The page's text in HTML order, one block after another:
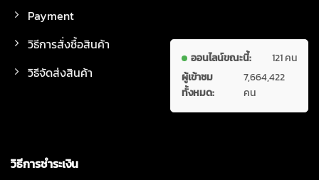
Payment
วิธีการสั่งซื้อสินค้า
วิธีจัดส่งสินค้า
ออนไลน์ขณะนี้:
121 คน
ผู้เข้าชม
ทั้งหมด:
7,664,422
คน
วิธีการชำระเงิน